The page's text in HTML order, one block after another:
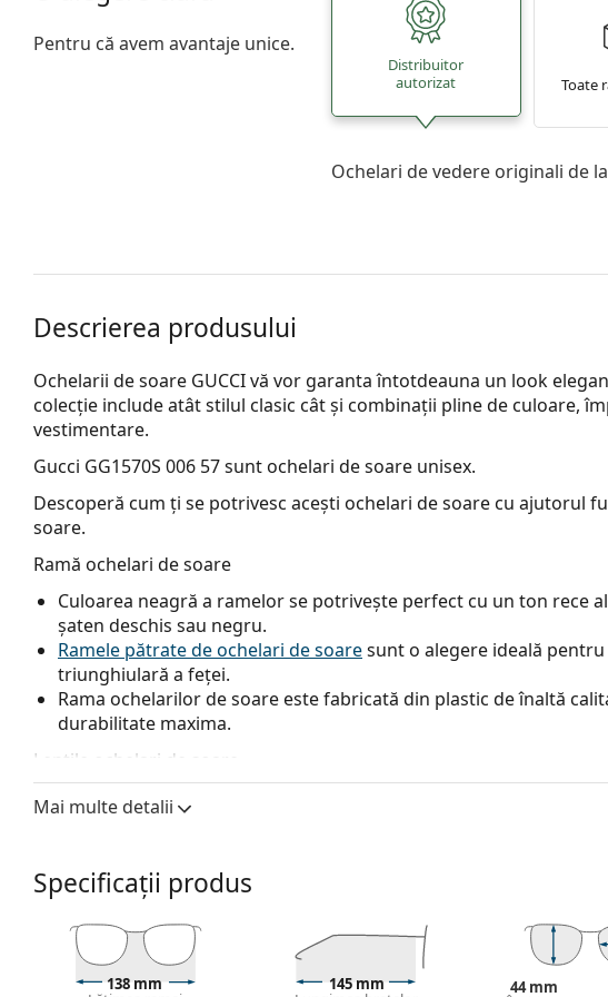
Pentru că avem avantaje unice.
Distribuitor
autorizat
Toate
Ochelari de vedere originali de
Descrierea produsului
Ochelarii de soare GUCCI vă vor garanta întotdeauna un look
colecție include atât stilul clasic cât și combinații pline de culoare,
vestimentare.
Gucci GG1570S 006 57sunt ochelari de soare unisex.
Descoperă cum ți se potrivesc acești ochelari de soare cu ajutorul
soare.
Ramă ochelari de soare
Culoarea neagră a ramelor se potrivește perfect cu un ton rece
șaten deschis sau negru.
Ramele pătrate de ochelari de soaresunt o alegere ideală
triunghiulară a feței.
Rama ochelarilor de soare este fabricată din plastic de înaltă
durabilitate maxima.
Lentile ochelari de soare
Lentilele gri reduc intensitatea luminii fără a afecta contrastul
Lentilele sunt fabricate din plastic, ale cărui avantaje
Datorită tehnologiei unice a
reflexiile nedorite și protejează ochii împotriva radiațiilor
profunzimea câmpului vizual și focalizarea. Ochelarii de soare
și lumina albă reflectată. Acest lucru îi face deosebit de potriviți
pescari. Dar sunt la fel de potriviți ca accesoriu de modă pentru
Mai multe detalii
Specificații produs
138 mm 145 mm 44 mm